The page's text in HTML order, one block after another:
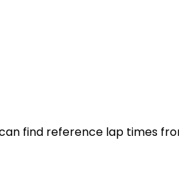
find reference lap times